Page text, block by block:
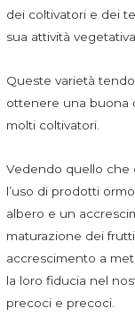
dei coltivatori e dei
sua attività
Queste varietà
ottenere una buona
molti coltivatori.
Vedendo quello che
l’uso di prodotti
albero e un
maturazione dei
accrescimento a
la loro fiducia nel
precoci e precoci.